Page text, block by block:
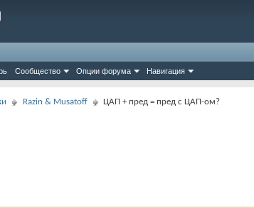
Сообщество Опции форума Навигация
Razin & Musatoff ЦАП + пред = пред с ЦАП-ом?